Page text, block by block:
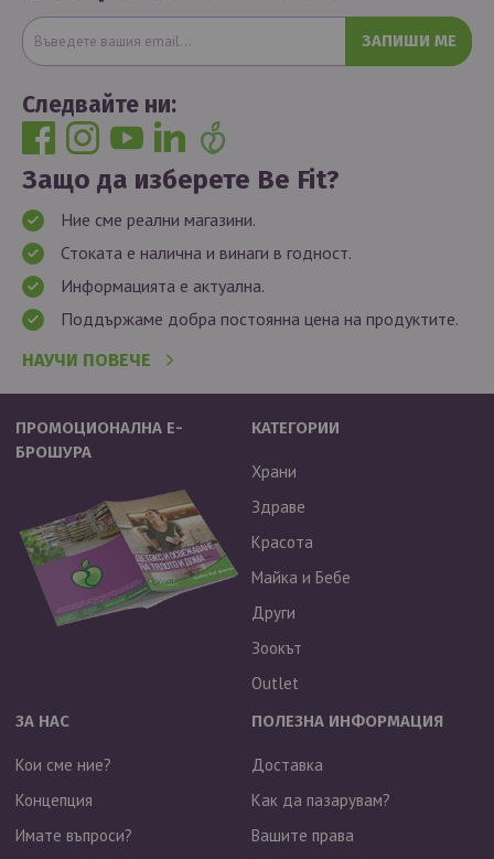
ЗАПИШИ МЕ
Следвайте ни:
Защо да изберете Be Fit?
Ние сме реални магазини.
Стоката е налична и винаги в годност.
Информацията е актуална.
Поддържаме добра постоянна цена на продуктите.
НАУЧИ ПОВЕЧЕ
ПРОМОЦИОНАЛНА Е-
БРОШУРА
КАТЕГОРИИ
Храни
Здраве
Красота
Майка и Бебе
Други
Зоокът
Outlet
ЗА НАС
Кои сме ние?
Концепция
Имате въпроси?
ПОЛЕЗНА ИНФОРМАЦИЯ
Доставка
Как да пазарувам?
Вашите права